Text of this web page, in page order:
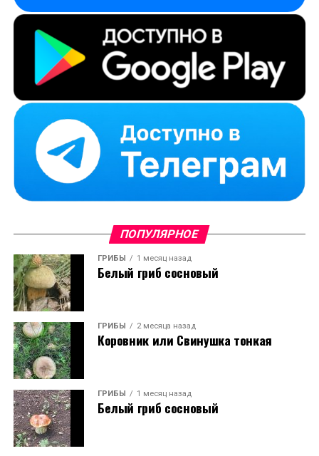
ПОПУЛЯРНОЕ
ГРИБЫ 1 месяц назад
Белый гриб сосновый
ГРИБЫ 2 месяца назад
Коровник или Свинушка тонкая
ГРИБЫ 1 месяц назад
Белый гриб сосновый